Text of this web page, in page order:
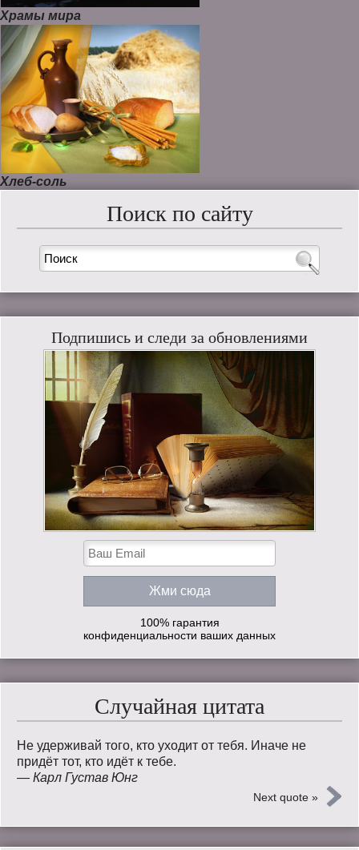
Храмы мира
Хлеб-соль
Поиск по сайту
Подпишись и следи за обновлениями
100% гарантия
конфиденциальности ваших данных
Случайная цитата
Не удерживай того, кто уходит от тебя. Иначе не
придёт тот, кто идёт к тебе.
— Карл Густав Юнг
Next quote »